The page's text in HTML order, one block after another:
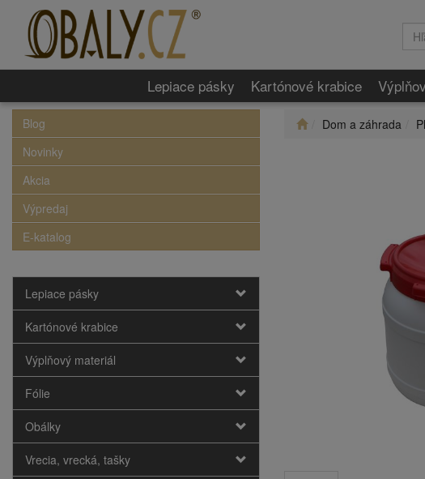
Lepiace pásky Kartónové krabice
Blog
Novinky
Akcia
Výpredaj
E-katalog
Lepiace pásky
Kartónové krabice
Výplňový materiál
Fólie
Obálky
Vrecia, vrecká, tašky
Dom a záhrada